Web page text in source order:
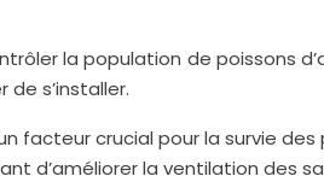
la population de poissons
s’installer.
facteur crucial pour la survie
d’améliorer la ventilation des